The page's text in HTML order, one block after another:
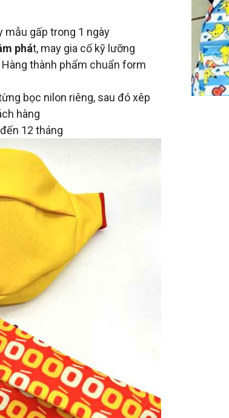
mẫu gấp trong 1 ngày
phát, may gia cố kỹ lưỡng
thành phẩm chuẩn form
bọc nilon riêng, sau đó xêp
hàng
12 tháng